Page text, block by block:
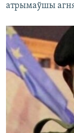
атрымаўшы